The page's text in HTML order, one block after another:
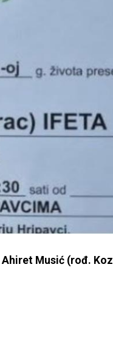
Ahiret Musić (rođ.